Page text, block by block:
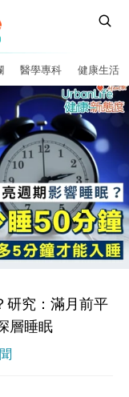
醫學專科 健康生活
研究：滿月前平
層睡眠